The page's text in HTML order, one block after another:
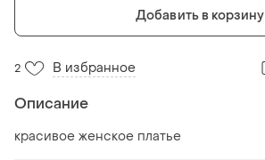
Добавить в корзину
2 В избранное
Описание
красивое женское платье